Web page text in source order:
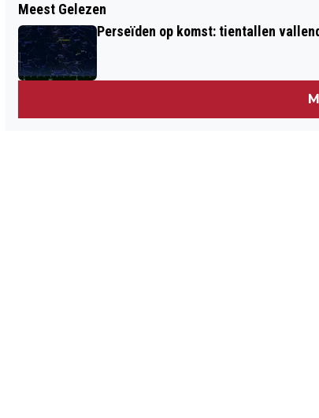
GEMEENTEN VREZEN VOOR LOKALE
VEILIGHEID DOOR BEZUINIGINGEN
OPSTELTEN
Meest Gelezen
Perseïden op komst: tientallen